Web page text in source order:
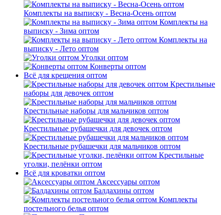
Комплекты на выписку - Весна-Осень оптом
Комплекты на
выписку - Зима оптом
Комплекты на
выписку - Лето оптом
Уголки оптом
Конверты оптом
Всё для крещения оптом
Крестильные
наборы для девочек оптом
Крестильные наборы для мальчиков оптом
Крестильные рубашечки для девочек оптом
Крестильные рубашечки для мальчиков оптом
Крестильные
уголки, пелёнки оптом
Всё для кроватки оптом
Аксессуары оптом
Балдахины оптом
Комплекты
постельного белья оптом